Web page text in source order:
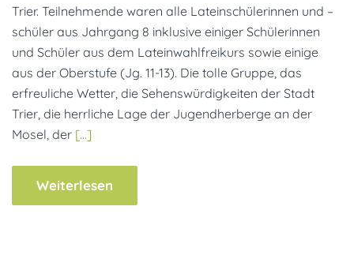
Trier. Teilnehmende waren alle Lateinschülerinnen und –
schüler aus Jahrgang 8 inklusive einiger Schülerinnen
und Schüler aus dem Lateinwahlfreikurs sowie einige
aus der Oberstufe (Jg. 11-13). Die tolle Gruppe, das
erfreuliche Wetter, die Sehenswürdigkeiten der Stadt
Trier, die herrliche Lage der Jugendherberge an der
Mosel, der […]
Weiterlesen